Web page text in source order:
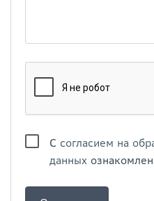
С согласием на
данных